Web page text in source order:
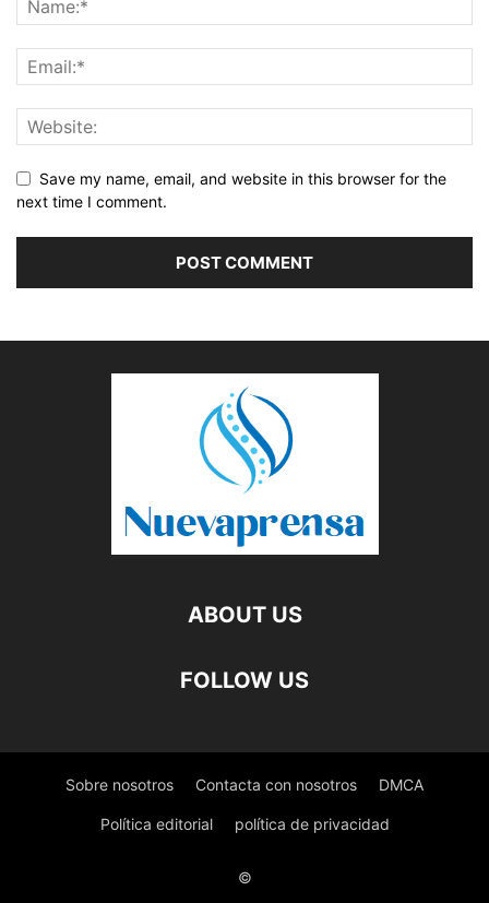
Save my name, email, and website in this browser for the
next time I comment.
ABOUT US
FOLLOW US
Sobre nosotros Contacta con nosotros DMCA
Política editorial política de privacidad
©